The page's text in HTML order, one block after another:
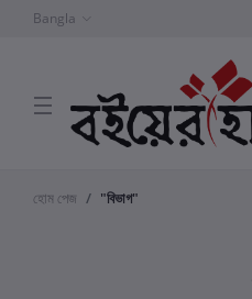
Bangla
হোম পেজ "বিভাগ"